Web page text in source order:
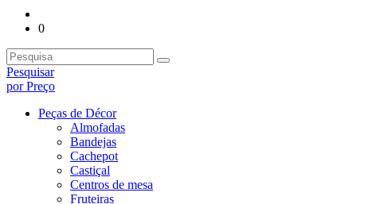
0
Pesquisar
por Preço
Peças de Décor
Almofadas
Bandejas
Cachepot
Castiçal
Centros de mesa
Fruteiras